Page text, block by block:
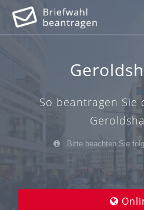
So beantragen Sie
Bitte beachten Sie